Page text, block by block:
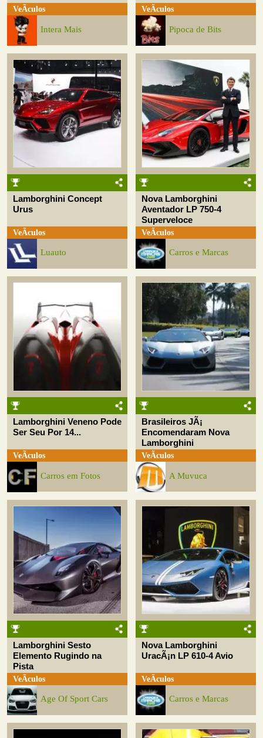
VeÃ­culos
Intera Mais
VeÃ­culos
Pipoca de Bits
Lamborghini Concept
Urus
VeÃ­culos
Luauto
Nova Lamborghini
Aventador LP 750-4
Superveloce
VeÃ­culos
Carros e Marcas
Lamborghini Veneno Pode
Ser Seu Por 14...
VeÃ­culos
Carros em Fotos
Brasileiros JÃ¡
Encomendaram Nova
Lamborghini
VeÃ­culos
A Muvuca
Lamborghini Sesto
Elemento Rugindo na
Pista
VeÃ­culos
Age Of Sport Cars
Nova Lamborghini
UracÃ¡n LP 610-4 Avio
VeÃ­culos
Carros e Marcas